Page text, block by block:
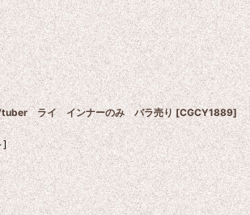
ライ インナーのみ バラ売り [CGCY1889]
]